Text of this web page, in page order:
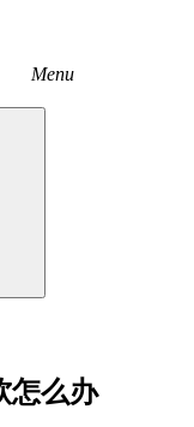
Menu
怎么办